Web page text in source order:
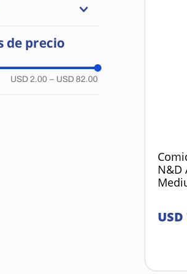
Húmeda
de precio
USD 2.00 – USD 82.00
N&D
USD